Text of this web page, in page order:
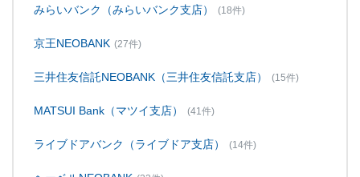
みらいバンク（みらいバンク支店） (18件)
京王NEOBANK (27件)
三井住友信託NEOBANK（三井住友信託支店） (15件)
MATSUI Bank（マツイ支店） (41件)
ライブドアバンク（ライブドア支店） (14件)